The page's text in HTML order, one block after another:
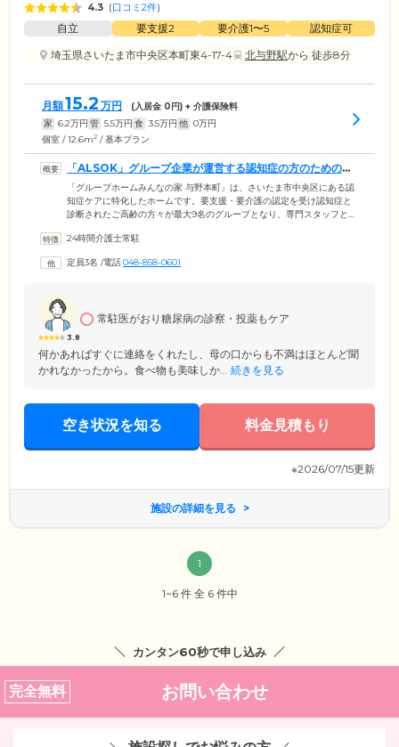
4.3 (口コミ2件)
自立 要支援2 要介護1〜5
認知症可
埼玉県さいたま市中央区本町東4-17-4
北与野駅から 徒歩8分
月額15.2 万円 (入居金 0円) + 介護保険料
家 6.2万円 管 5.5万円 食 3.5万円 他 0万円
個室 / 12.6m2 / 基本プラン
「ALSOK」グループ企業が運営する認知症の方のためのホ
ームです
「グループホームみんなの家 与野本町」は、さいたま市中央区にある認
知症ケアに特化したホームです。要支援・要介護の認定を受け認知症と
診断されたご高齢の方々が最大9名のグループとなり、専門スタッフと一
常駐しご入居者様それぞれの「できること」を把握。家事や炊事、手作
ら、認知症の進行緩和を目指します。また当ホームを運営するのは、警
24時間介護士常駐
定員3名 /電話048-858-0601
3.8
常駐医がおり糖尿病の診察・投薬もケア
何かあればすぐに連絡をくれたし、母の口からも不満はほとんど聞
かれなかったから。食べ物も美味しか... 続きを見る
空き状況を知る 料金見積もり
※2026/07/15更新
施設の詳細を見る
1
1~6 件 全 6 件中
カンタン60秒で申し込み
完全無料 お問い合わせ